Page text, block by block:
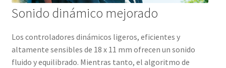
Sonido dinámico mejorado
Los controladores dinámicos ligeros, eficientes y
altamente sensibles de 18 x 11 mm ofrecen un sonido
fluido y equilibrado. Mientras tanto, el algoritmo de